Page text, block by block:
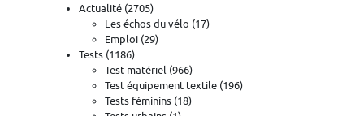
Actualité (2705)
Les échos du vélo (17)
Emploi (29)
Tests (1186)
Test matériel (966)
Test équipement textile (196)
Tests féminins (18)